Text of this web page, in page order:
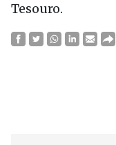
Tesouro.